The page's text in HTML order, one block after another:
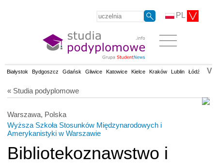
PL
Białystok Bydgoszcz Gdańsk Gliwice Katowice Kielce Kraków Lublin Łódź V
« Studia podyplomowe
Warszawa, Polska
Wyższa Szkoła Stosunków Międzynarodowych i
Amerykanistyki w Warszawie
Bibliotekoznawstwo i